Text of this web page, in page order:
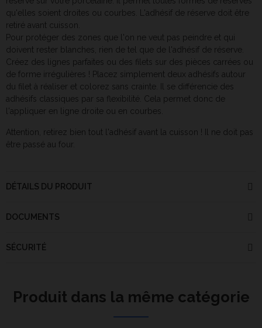
qu'elles soient droites ou courbes. L'adhésif de réserve doit être
retiré avant cuisson.
Pour protéger des zones que l'on ne veut pas peindre et qui
doivent rester blanches, rien de tel que de l'adhésif de réserve.
Créez des lignes parfaites ou des filets sur des pièces carrées ou
de forme irrégulières ! Placez simplement deux adhésifs autour
du filet à réaliser et colorez sans crainte. Il se différencie des
adhésifs classiques par sa flexibilité. Cela permet donc de
l'appliquer en ligne droite ou en courbes.
Attention, retirez bien tout l'adhésif avant la cuisson ! Il ne doit pas
être passé au four.
DÉTAILS DU PRODUIT
DOCUMENTS
SÉCURITÉ
Produit dans la même catégorie